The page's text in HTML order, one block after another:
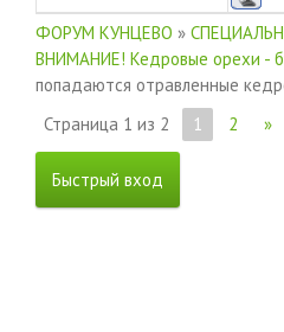
ФОРУМ КУНЦЕВО »
ВНИМАНИЕ! Кедровые орехи -
попадаются отравленные
Страница 1 из 2 1 2 »